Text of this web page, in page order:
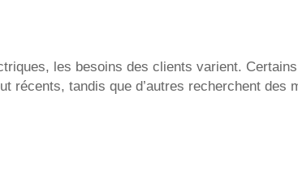
les besoins des clients varient.
récents, tandis que d’autres recherchent des
mais potentiellement moins coûteux. Weiying
pour chacun...